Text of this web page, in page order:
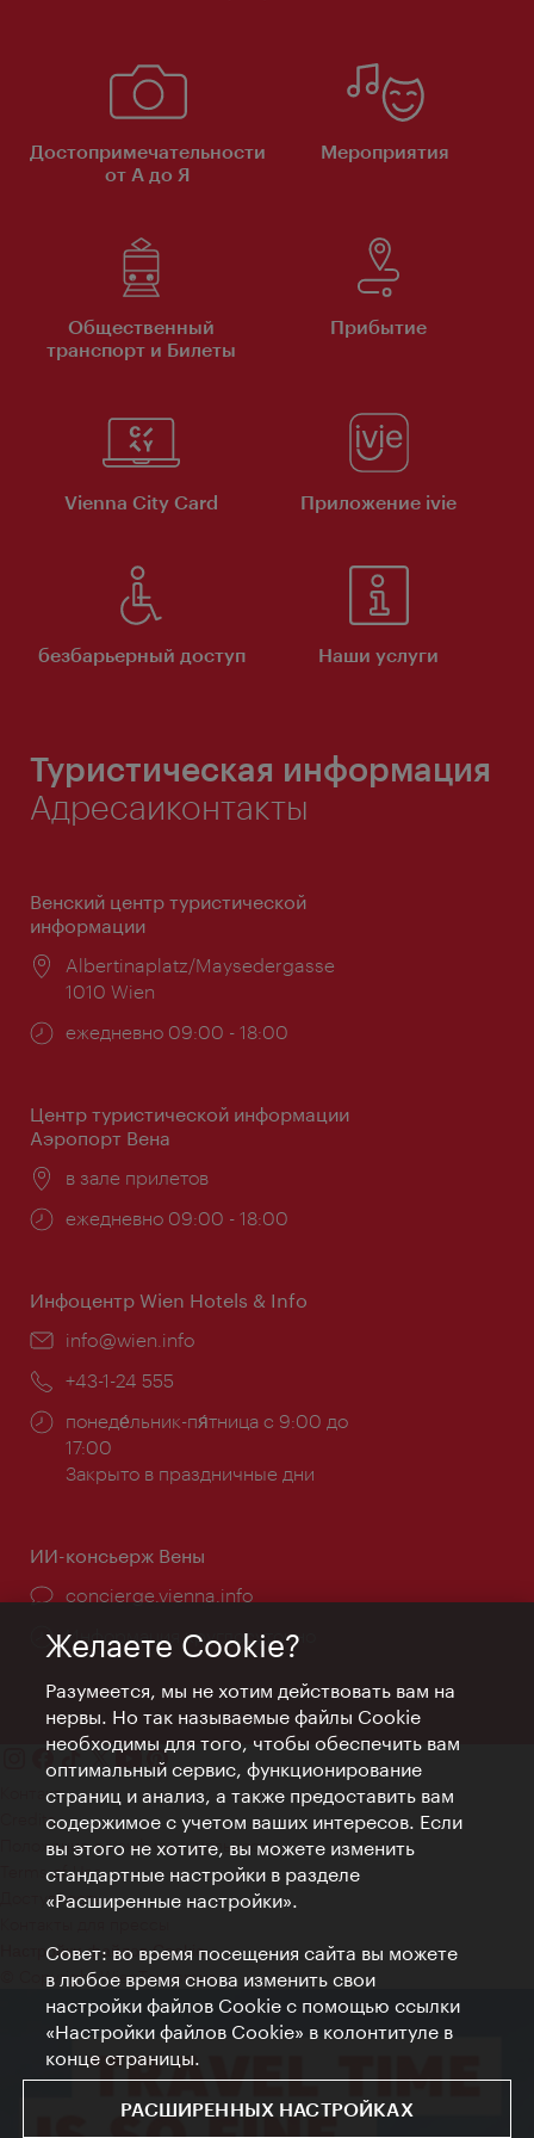
Достопримечательности
от А до Я
Мероприятия
Общественный
транспорт и Билеты
Прибытие
Vienna City Card Приложение ivie
безбарьерный доступ Наши услуги
Туристическая информация
Адресаиконтакты
Венский центр туристической
информации
Расположение:
Albertinaplatz/Maysedergasse
1010 Wien
Часы
ежедневно 09:00 - 18:00
Центр туристической информации
Аэропорт Вена
Расположение:
в зале прилетов
Часы
ежедневно 09:00 - 18:00
Инфоцентр Wien Hotels & Info
Эл.
info@wien.info
Телефон:
+43-1-24 555
Часы
работы:
понеде́льник-пя́тница с 9:00 до
17:00
Закрыто в праздничные дни
ИИ-консьерж Вены
concierge.vienna.info
Информация круглосуточно
Контакт
Credits
Положение о конфиденциальности
Terms of Use
Доступность
Настройки файлов Cookie
© Copyright WienTourismus
Желаете Cookie?
Разумеется, мы не хотим действовать вам на
нервы. Но так называемые файлы Cookie
необходимы для того, чтобы обеспечить вам
оптимальный сервис, функционирование
страниц и анализ, а также предоставить вам
содержимое с учетом ваших интересов. Если
вы этого не хотите, вы можете изменить
стандартные настройки в разделе
«Расширенные настройки».
Совет: во время посещения сайта вы можете
в любое время снова изменить свои
настройки файлов Cookie с помощью ссылки
«Настройки файлов Cookie» в колонтитуле в
конце страницы.
РАСШИРЕННЫХ НАСТРОЙКАХ